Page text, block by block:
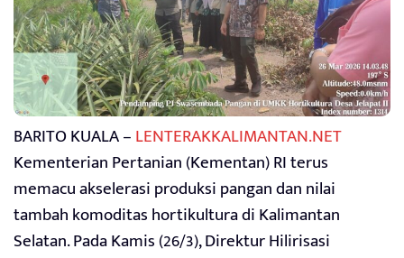
BARITO KUALA –LENTERAKKALIMANTAN.NET
Kementerian Pertanian (Kementan) RI terus
memacu akselerasi produksi pangan dan nilai
tambah komoditas hortikultura di Kalimantan
Selatan. Pada Kamis (26/3), Direktur Hilirisasi